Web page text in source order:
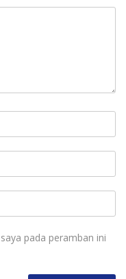
pada peramban ini